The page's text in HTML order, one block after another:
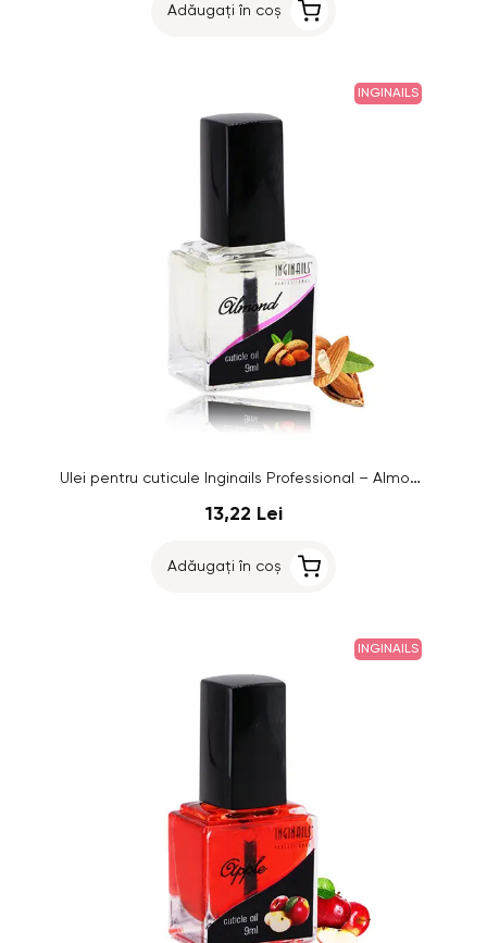
Adăugați în coș
INGINAILS
Ulei pentru cuticule Inginails Professional – Almond, 9ml
13,22 Lei
Adăugați în coș
INGINAILS